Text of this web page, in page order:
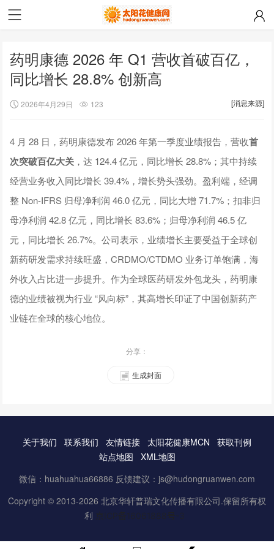
药明康德 2026 年 Q1 营收首破百亿，
同比增长 28.8% 创新高
2026年4月29日 123 [消息来源]
4 月 28 日，药明康德发布 2026 年第一季度业绩报告，营收首
次突破百亿大关 ，达 124.4 亿元，同比增长 28.8%；其中持续
经营业务收入同比增长 39.4%，增长势头强劲。盈利端，经调
整 Non-IFRS 归母净利润 46.0 亿元，同比大增 71.7%；扣非归
母净利润 42.8 亿元，同比增长 83.6%；归母净利润 46.5 亿
元，同比增长 26.7%。公司表示，业绩增长主要受益于全球创
新药研发需求持续旺盛，CRDMO/CTDMO 业务订单饱满，海
外收入占比进一步提升。作为全球医药研发外包龙头，药明康
德的业绩被视为行业 “风向标”，其高增长印证了中国创新药产
业链在全球的核心地位。
分享：
生成封面
关于我们 联系我们 友情链接 太阳花健康MCN
获取刊例
站点地图
XML地图
微信：huahuahua66886 反馈建议：js@hudongruanwen.com
Copyright © 2013-2026 北京华轩普瑞文化传播有限公司.保留所有权
利 京ICP备16061888号-3